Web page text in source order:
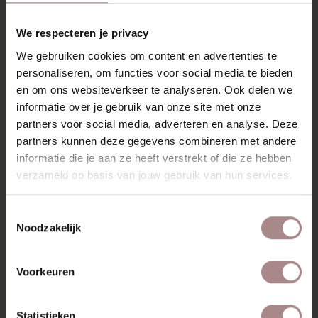
We respecteren je privacy
We gebruiken cookies om content en advertenties te
personaliseren, om functies voor social media te bieden
en om ons websiteverkeer te analyseren. Ook delen we
informatie over je gebruik van onze site met onze
partners voor social media, adverteren en analyse. Deze
partners kunnen deze gegevens combineren met andere
informatie die je aan ze heeft verstrekt of die ze hebben
verzameld op basis van jouw gebruik van hun services.
Noodzakelijk
Voorkeuren
Montage is mogelijk